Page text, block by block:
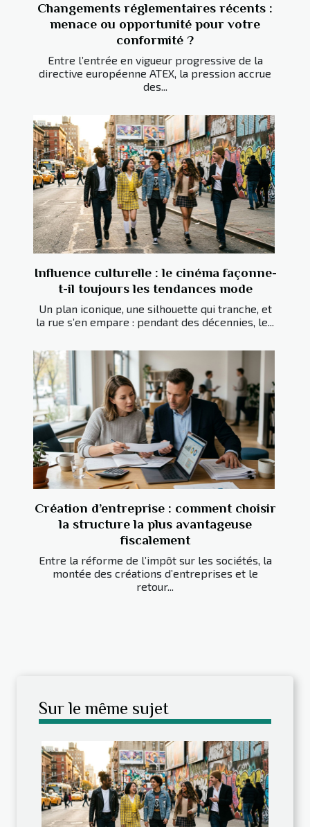
Changements réglementaires récents :
menace ou opportunité pour votre
conformité ?
Entre l’entrée en vigueur progressive de la
directive européenne ATEX, la pression accrue
des...
Influence culturelle : le cinéma façonne-
t-il toujours les tendances mode
Un plan iconique, une silhouette qui tranche, et
la rue s’en empare : pendant des décennies, le...
Création d’entreprise : comment choisir
la structure la plus avantageuse
fiscalement
Entre la réforme de l’impôt sur les sociétés, la
montée des créations d’entreprises et le
retour...
Sur le même sujet